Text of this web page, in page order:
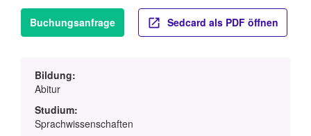
Buchungsanfrage Sedcard als PDF öffnen
Bildung:
Abitur
Studium:
Sprachwissenschaften